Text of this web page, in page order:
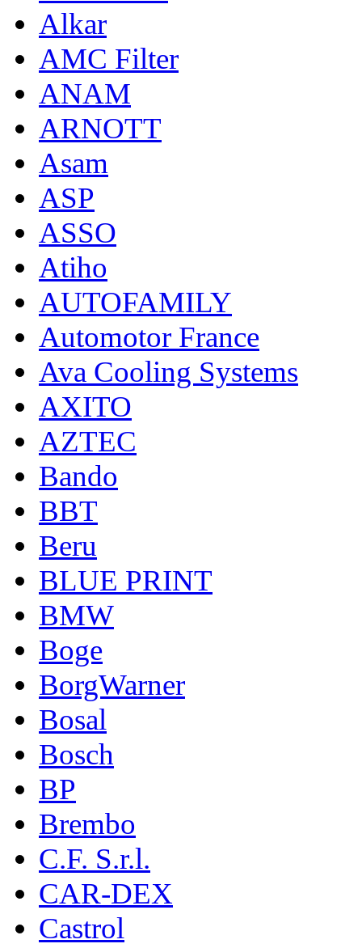
Alkar
AMC Filter
ANAM
ARNOTT
Asam
ASP
ASSO
Atiho
AUTOFAMILY
Automotor France
Ava Cooling Systems
AXITO
AZTEC
Bando
BBT
Beru
BLUE PRINT
BMW
Boge
BorgWarner
Bosal
Bosch
BP
Brembo
C.F. S.r.l.
CAR-DEX
Castrol